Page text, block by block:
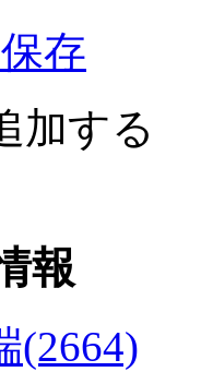
存
加する
報
(2664)